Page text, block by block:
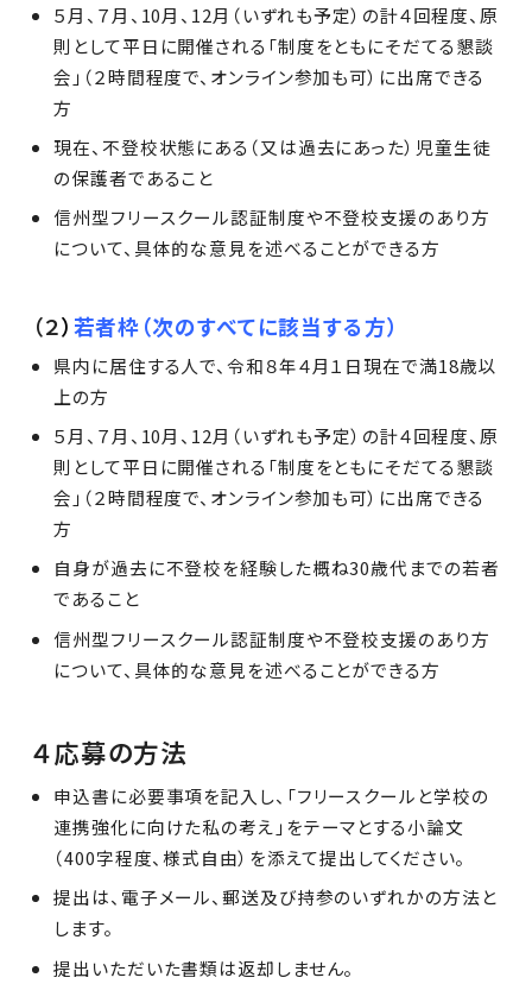
５月、７月、10月、12月（いずれも予定）の計４回程度、原
則として平日に開催される「制度をともにそだてる懇談
会」（２時間程度で、オンライン参加も可）に出席できる
方
現在、不登校状態にある（又は過去にあった）児童生徒
の保護者であること
信州型フリースクール認証制度や不登校支援のあり方
について、具体的な意見を述べることができる方
（２） 若者枠（次のすべてに該当する方）
県内に居住する人で、令和８年４月１日現在で満18歳以
上の方
５月、７月、10月、12月（いずれも予定）の計４回程度、原
則として平日に開催される「制度をともにそだてる懇談
会」（２時間程度で、オンライン参加も可）に出席できる
方
自身が過去に不登校を経験した概ね30歳代までの若者
であること
信州型フリースクール認証制度や不登校支援のあり方
について、具体的な意見を述べることができる方
４応募の方法
申込書に必要事項を記入し、「フリースクールと学校の
連携強化に向けた私の考え」をテーマとする小論文
（400字程度、様式自由）を添えて提出してください。
提出は、電子メール、郵送及び持参のいずれかの方法と
します。
提出いただいた書類は返却しません。